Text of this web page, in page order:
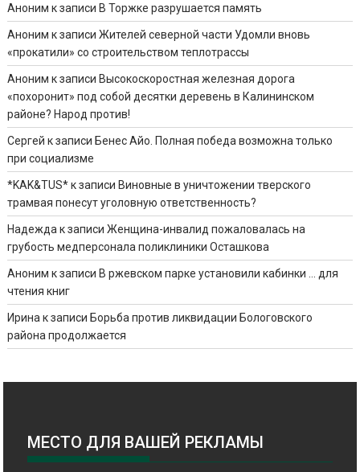
Аноним к записи В Торжке разрушается память
Аноним к записиЖителей северной части Удомли вновь
«прокатили» со строительством теплотрассы
Аноним к записи Высокоскоростная железная дорога
«похоронит» под собой десятки деревень в Калининском
районе? Народ против!
Сергей к записи Бенес Айо. Полная победа возможна только
при социализме
*KAK&TUS*к записи Виновные в уничтожении тверского
трамвая понесут уголовную ответственность?
Надежда к записиЖенщина-инвалид пожаловалась на
грубость медперсонала поликлиники Осташкова
Аноним к записи В ржевском парке установили кабинки … для
чтения книг
Ирина к записи Борьба против ликвидации Бологовского
района продолжается
МЕСТО ДЛЯ ВАШЕЙ РЕКЛАМЫ